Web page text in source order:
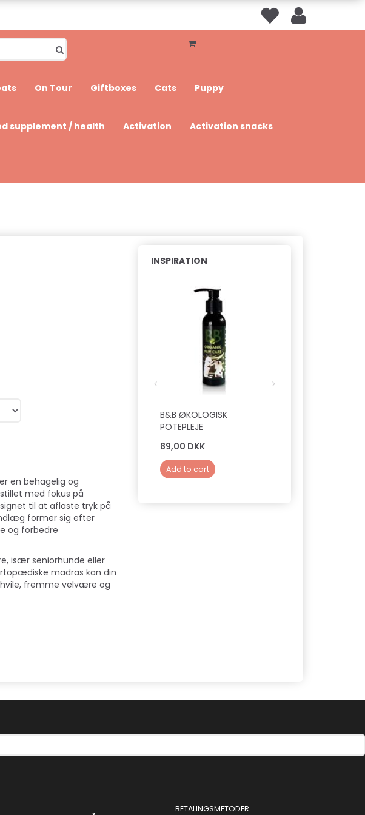
On Tour Giftboxes Cats Puppy
supplement / health Activation Activation snacks
en behagelig og
med fokus på
til at aflaste tryk på
former sig efter
og forbedre
især seniorhunde eller
madras kan din
fremme velvære og
INSPIRATION
B&B ØKOLOGISK
POTEPLEJE
89,00 DKK
Add to cart
BETALINGSMETODER